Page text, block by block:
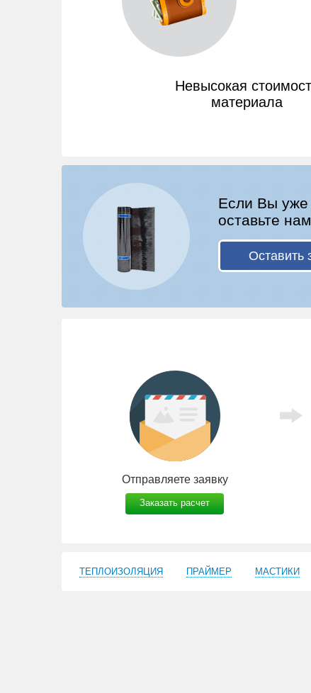
Невысокая
материала
Если Вы уже
оставьте
Оставить
Отправляете заявку
Заказать расчет
ТЕПЛОИЗОЛЯЦИЯ ПРАЙМЕР МАСТИКИ